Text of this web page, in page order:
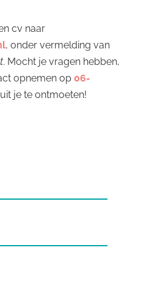
cv naar
, onder vermelding van
. Mocht je vragen hebben,
opnemen op 06-
je te ontmoeten!